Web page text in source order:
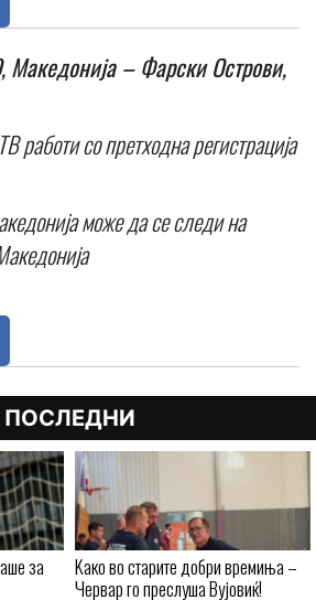
Македонија – Фарски Острови,
работи со претходна регистрација
може да се следи на
ПОСЛЕДНИ
за
Kaко во старите добри времиња –
Червар го преслуша Вујовиќ!